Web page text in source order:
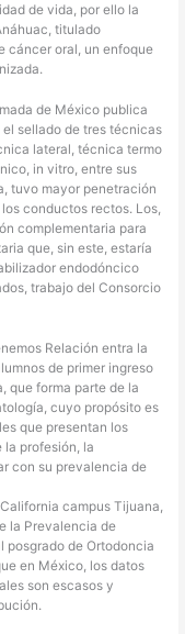
de vida, por ello la
titulado
cáncer oral, un enfoque
de México publica
sellado de tres técnicas
lateral, técnica termo
in vitro, entre sus
tuvo mayor penetración
conductos rectos. Los,
complementaria para
que, sin este, estaría
endodóncico
trabajo del Consorcio
Relación entra la
de primer ingreso
que forma parte de la
cuyo propósito es
que presentan los
la profesión, la
con su prevalencia de
campus Tijuana,
la Prevalencia de
posgrado de Ortodoncia
en México, los datos
son escasos y